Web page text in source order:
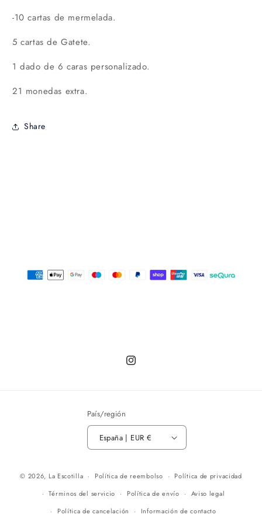
-10 cartas de mermelada.
5 cartas de Gatete.
1 dado de 6 caras personalizado.
21 monedas extra.
Share
Instagram
País/región
España | EUR €
© 2026, La Escotilla Política de reembolso
Política de privacidad
Términos del servicio
Política de envío
Aviso legal
Política de cancelación
Información de contacto